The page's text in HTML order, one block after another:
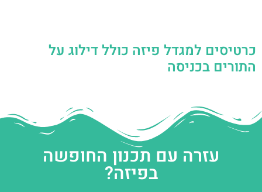
כרטיסים למגדל פיזה כולל דילוג על
התורים בכניסה
עזרה עם תכנון החופשה
בפיזה?